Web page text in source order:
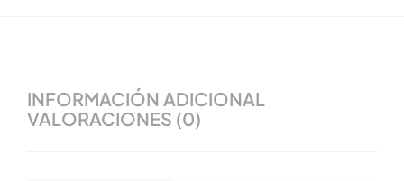
INFORMACIÓN ADICIONAL
VALORACIONES (0)